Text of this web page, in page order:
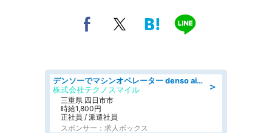
＞
デンソーでマシンオペレーター denso aichi
株式会社テクノスマイル
三重県 四日市市
時給1,800円
正社員 / 派遣社員
スポンサー：求人ボックス